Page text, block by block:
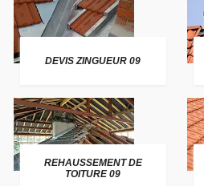
DEVIS ZINGUEUR 09
REHAUSSEMENT DE
TOITURE 09